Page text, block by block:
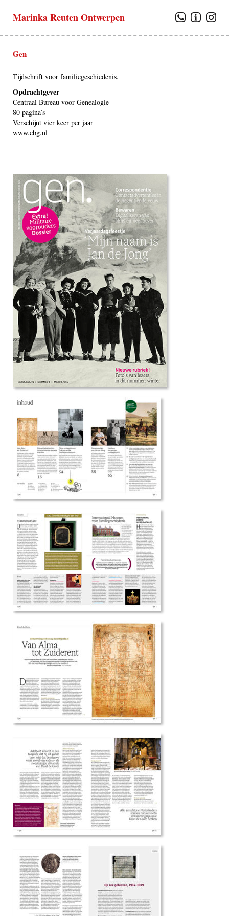
Marinka Reuten Ontwerpen
Gen
Tijdschrift voor familiegeschiedenis.
Opdrachtgever
Centraal Bureau voor Genealogie
80 pagina’s
Verschijnt vier keer per jaar
www.cbg.nl